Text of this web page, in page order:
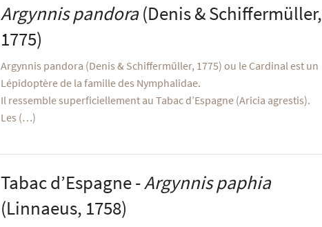
Argynnis pandora(Denis & Schiffermüller,
1775)
Argynnis pandora (Denis & Schiffermüller, 1775) ou le Cardinal est un
Lépidoptère de la famille des Nymphalidae.
Il ressemble superficiellement au Tabac d’Espagne (Aricia agrestis).
Les (…)
Tabac d’Espagne -Argynnis paphia
(Linnaeus, 1758)